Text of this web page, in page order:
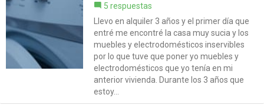
5 respuestas
Llevo en alquiler 3 años y el primer día que
entré me encontré la casa muy sucia y los
muebles y electrodomésticos inservibles
por lo que tuve que poner yo muebles y
electrodomésticos que yo tenía en mi
anterior vivienda. Durante los 3 años que
estoy...